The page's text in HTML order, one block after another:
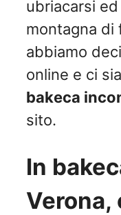
ubriacarsi
montagna di
abbiamo
online e ci
bakeca
sito.
In
Verona,